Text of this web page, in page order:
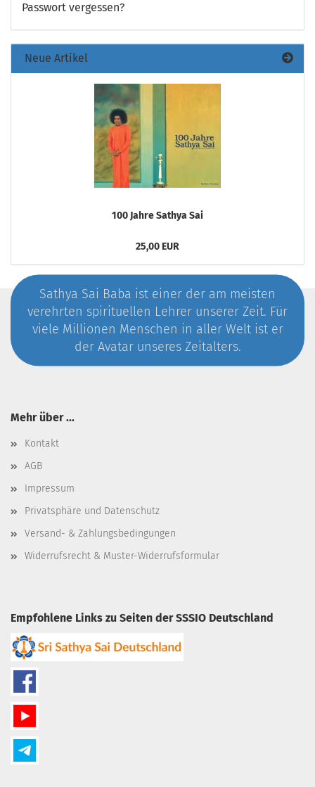
Passwort vergessen?
Neue Artikel
100 Jahre Sathya Sai
25,00 EUR
Sathya Sai Baba ist einer der am meisten
verehrten spirituellen Lehrer unserer Zeit. Für
viele Millionen Menschen in aller Welt ist er
der Avatar unseres Zeitalters.
Mehr über ...
Kontakt
AGB
Impressum
Privatsphäre und Datenschutz
Versand- & Zahlungsbedingungen
Widerrufsrecht & Muster-Widerrufsformular
Empfohlene Links zu Seiten der SSSIO Deutschland